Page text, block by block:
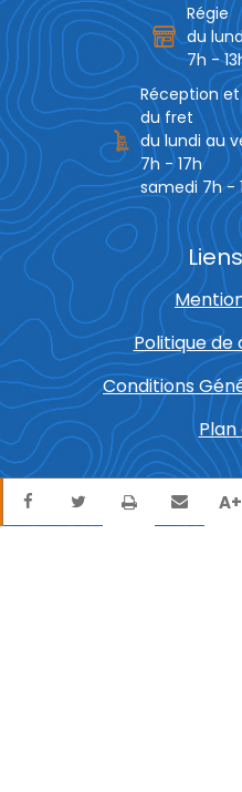
Partager sur Facebook
Partager sur Twitter
Imprimer A+
Régie
du
7h -
Réception
du fret
du lundi au
7h - 17h
samedi 7h -
Politique
Conditions
Plan